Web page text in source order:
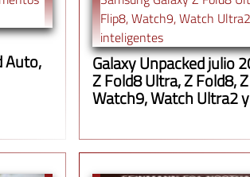
Auto, Galaxy Unpacked julio
Z Fold8 Ultra, Z Fold8,
Watch9, Watch Ultra2